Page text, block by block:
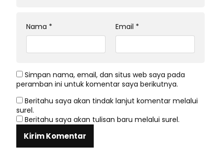
Nama * Email *
Simpan nama, email, dan situs web saya pada
peramban ini untuk komentar saya berikutnya.
Beritahu saya akan tindak lanjut komentar melalui
surel.
Beritahu saya akan tulisan baru melalui surel.